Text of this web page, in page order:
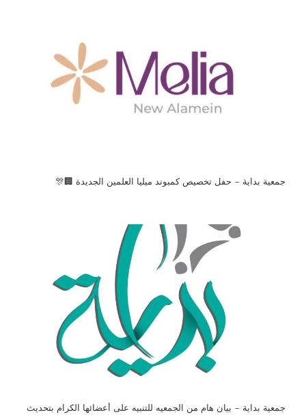
جمعية بداية – حفل تخصيص كمبوند ميليا العلمين الجديدة 🏢🎊
جمعية بداية – بيان هام من الجمعيه للتنبيه على أعضائها الكرام بتحديث